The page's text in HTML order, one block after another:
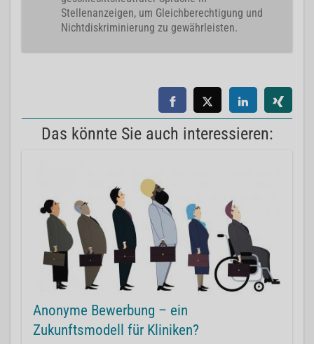
Stellenanzeigen, um Gleichberechtigung und
Nichtdiskriminierung zu gewährleisten.
Das könnte Sie auch interessieren:
Anonyme Bewerbung – ein
Zukunftsmodell für Kliniken?